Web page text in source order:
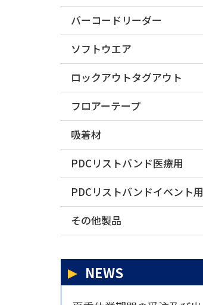
バーコードリーダー
ソフトウエア
ロックアウトタグアウト
フロアーテープ
吸着材
PDCリストバンド医療用
PDCリストバンドイベント用
その他製品
NEWS